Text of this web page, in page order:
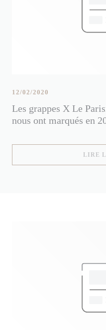
Les grappes X Le
nous ont marqués en
12/02/2020
LIRE